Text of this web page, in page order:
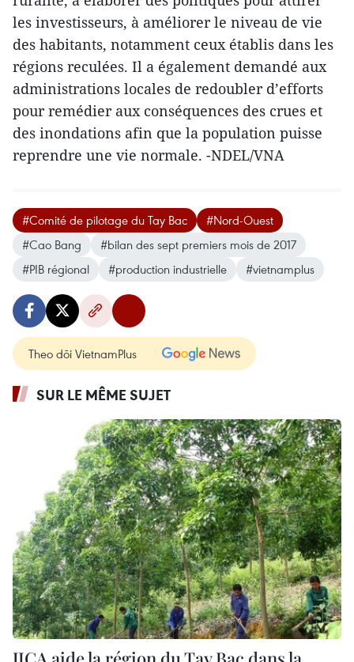
les investisseurs, à améliorer le niveau de vie
des habitants, notamment ceux ​établis dans les
régions reculées. Il a également demandé aux
administrations locales de redoubler d’efforts
pour remédier aux conséquences des crues et
des inondations afin que la population puisse
reprendre une vie normale. -NDEL/VNA
#Comité de pilotage du Tay Bac
#Nord-Ouest
#Cao Bang
#bilan des sept premiers mois de 2017
#PIB régional
#production industrielle #vietnamplus
Theo dõi VietnamPlus
SUR LE MÊME SUJET